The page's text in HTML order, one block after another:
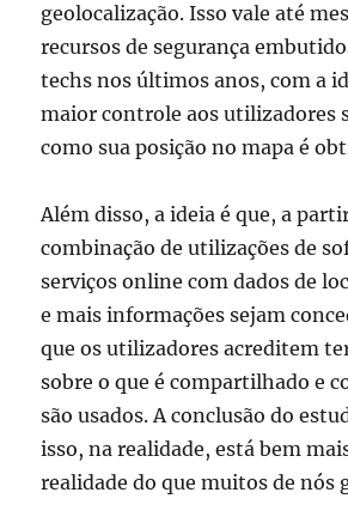
geolocalização. Isso vale até
recursos de segurança
techs nos últimos anos, com a
maior controle aos utilizadores
como sua posição no mapa é
Além disso, a ideia é que, a
combinação de utilizações de
serviços online com dados de
e mais informações sejam
que os utilizadores acreditem
sobre o que é compartilhado e
são usados. A conclusão do
isso, na realidade, está bem
realidade do que muitos de nós